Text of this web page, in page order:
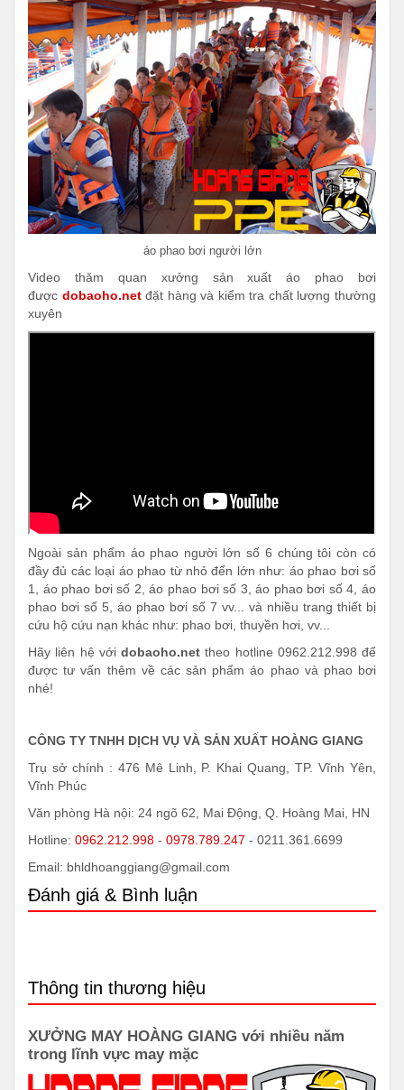
áo phao bơi người lớn
Video thăm quan xưởng sản xuất áo phao bơi
được dobaoho.net đặt hàng và kiểm tra chất lượng thường
xuyên
Ngoài sản phẩm áo phao người lớn số 6 chúng tôi còn có
đầy đủ các loại áo phao từ nhỏ đến lớn như: áo phao bơi số
1, áo phao bơi số 2, áo phao bơi số 3, áo phao bơi số 4, áo
phao bơi số 5, áo phao bơi số 7 vv... và nhiều trang thiết bị
cứu hộ cứu nạn khác như: phao bơi, thuyền hơi, vv...
Hãy liên hệ với dobaoho.net theo hotline 0962.212.998 để
được tư vấn thêm về các sản phẩm áo phao và phao bơi
nhé!
CÔNG TY TNHH DỊCH VỤ VÀ SẢN XUẤT HOÀNG GIANG
Trụ sở chính : 476 Mê Linh, P. Khai Quang, TP. Vĩnh Yên,
Vĩnh Phúc
Văn phòng Hà nội: 24 ngõ 62, Mai Động, Q. Hoàng Mai, HN
Hotline: 0962.212.998 - 0978.789.247 - 0211.361.6699
Email: bhldhoanggiang@gmail.com
Đánh giá & Bình luận
Thông tin thương hiệu
XƯỞNG MAY HOÀNG GIANG với nhiều năm
trong lĩnh vực may mặc